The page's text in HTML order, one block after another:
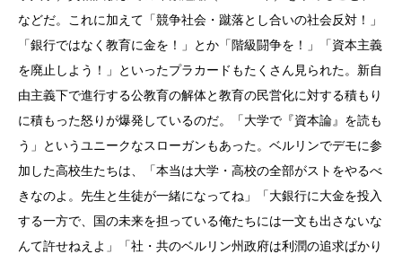
などだ。これに加えて「競争社会・蹴落とし合いの社会反対！」
「銀行ではなく教育に金を！」とか「階級闘争を！」「資本主義
を廃止しよう！」といったプラカードもたくさん見られた。新自
由主義下で進行する公教育の解体と教育の民営化に対する積もり
に積もった怒りが爆発しているのだ。「大学で『資本論』を読も
う」というユニークなスローガンもあった。ベルリンでデモに参
加した高校生たちは、「本当は大学・高校の全部がストをやるべ
きなのよ。先生と生徒が一緒になってね」「大銀行に大金を投入
する一方で、国の未来を担っている俺たちには一文も出さないな
んて許せねえよ」「社・共のベルリン州政府は利潤の追求ばかり